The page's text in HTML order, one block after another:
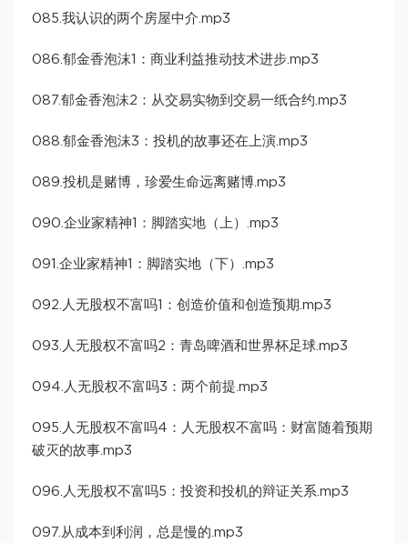
085.我认识的两个房屋中介.mp3
086.郁金香泡沫1：商业利益推动技术进步.mp3
087.郁金香泡沫2：从交易实物到交易一纸合约.mp3
088.郁金香泡沫3：投机的故事还在上演.mp3
089.投机是赌博，珍爱生命远离赌博.mp3
090.企业家精神1：脚踏实地（上）.mp3
091.企业家精神1：脚踏实地（下）.mp3
092.人无股权不富吗1：创造价值和创造预期.mp3
093.人无股权不富吗2：青岛啤酒和世界杯足球.mp3
094.人无股权不富吗3：两个前提.mp3
095.人无股权不富吗4：人无股权不富吗：财富随着预期
破灭的故事.mp3
096.人无股权不富吗5：投资和投机的辩证关系.mp3
097.从成本到利润，总是慢的.mp3